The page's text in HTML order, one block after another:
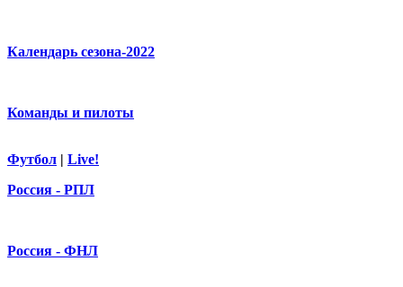
Календарь сезона-2022
Команды и пилоты
Футбол | Live!
Россия - РПЛ
Россия - ФНЛ